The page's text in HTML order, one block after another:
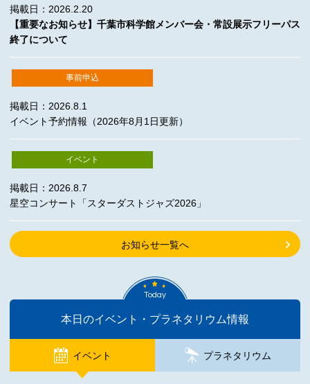
掲載日：2026.2.20
【重要なお知らせ】千葉市科学館メンバー会・常設展示フリーパス
終了について
事前申込
掲載日：2026.8.1
イベント予約情報（2026年8月1日更新）
イベント
掲載日：2026.8.7
星空コンサート「スターダストジャズ2026」
お知らせ一覧へ
Today
本日のイベント・プラネタリウム情報
イベント プラネタリウム